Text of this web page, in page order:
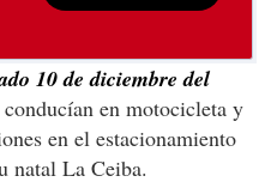
10 de diciembre del
conducían en motocicleta y
en el estacionamiento
natal La Ceiba.